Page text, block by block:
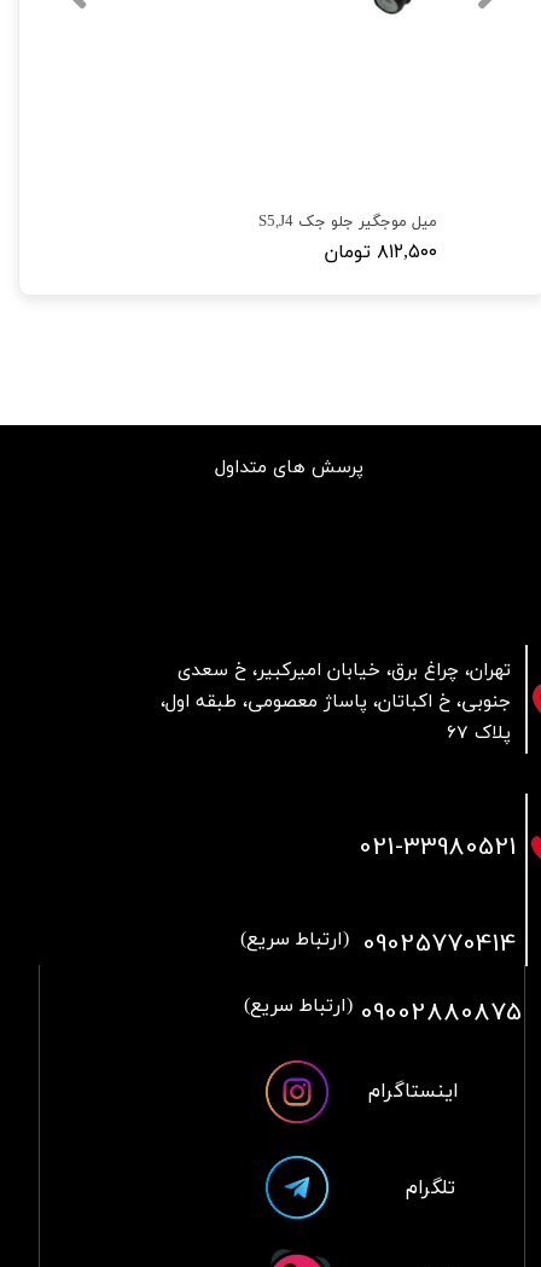
میل موجگیر جلو جک S5,J4
۸۱۲,۵۰۰ تومان
تهران، چراغ برق، خیابان امیرکبیر، خ سعدی
جنوبی، خ اکباتان، پاساژ معصومی، طبقه اول،
پلاک 67
پرسش های متداول
021-33980521
09025770414 (ارتباط سریع)
09002880875 (ارتباط سریع)
تلگرام
اینستاگرام